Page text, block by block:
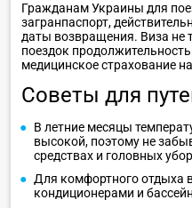
Гражданам Украины для
загранпаспорт,
даты возвращения. Виза не
поездок
медицинское страхование
Советы для
В летние месяцы
высокой, поэтому не
средствах и головных
Для комфортного отдыха
кондиционерами и